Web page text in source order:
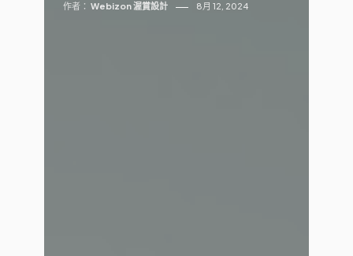
作者： Webizon 渥賞設計 8月 12, 2024